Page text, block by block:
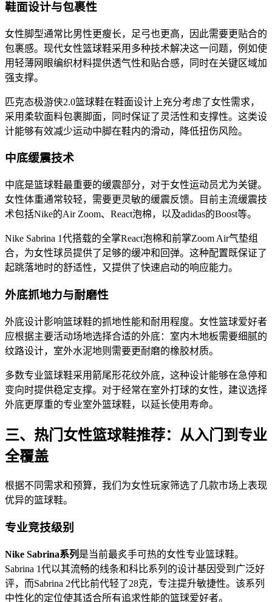
鞋面设计与包裹性
女性脚型通常比男性更瘦长，足弓也更高，因此需要更贴合的
包裹感。现代女性篮球鞋采用多种技术解决这一问题，例如使
用轻薄网眼编织材料提供透气性和贴合感，同时在关键区域加
强支撑。
匹克态极游侠2.0篮球鞋在鞋面设计上充分考虑了女性需求，
采用柔软面料包裹脚面，同时保证了灵活性和支撑性。这类设
计能够有效减少运动中脚在鞋内的滑动，降低扭伤风险。
中底缓震技术
中底是篮球鞋最重要的缓震部分，对于女性运动员尤为关键。
女性体重通常较轻，需要更灵敏的缓震反馈。目前主流缓震技
术包括Nike的Air Zoom、React泡棉，以及adidas的Boost等。
Nike Sabrina 1代搭载的全掌React泡棉和前掌Zoom Air气垫组
合，为女性球员提供了足够的缓冲和回弹。这种配置既保证了
起跳落地时的舒适性，又提供了快速启动的响应能力。
外底抓地力与耐磨性
外底设计影响篮球鞋的抓地性能和耐用程度。女性篮球爱好者
应根据主要活动场地选择合适的外底：室内木地板需要细腻的
纹路设计，室外水泥地则需要更耐磨的橡胶材质。
多数专业篮球鞋采用箭尾形花纹外底，这种设计能够在急停和
变向时提供稳定支撑。对于经常在室外打球的女性，建议选择
外底更厚重的专业室外篮球鞋，以延长使用寿命。
三、热门女性篮球鞋推荐：从入门到专业
全覆盖
根据不同需求和预算，我们为女性玩家筛选了几款市场上表现
优异的篮球鞋。
专业竞技级别
Nike Sabrina系列 是当前最炙手可热的女性专业篮球鞋。
Sabrina 1代以其流畅的线条和科比系列的设计基因受到广泛好
评，而Sabrina 2代比前代轻了28克，专注提升敏捷性。该系列
中性化的定位使其适合所有追求性能的篮球爱好者。